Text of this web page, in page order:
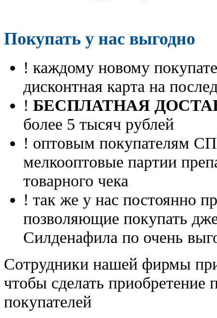
Покупать у нас выгодно
! каждому новому
дисконтная карта на
! БЕСПЛАТНАЯ
более 5 тысяч рублей
! оптовым покупателям
мелкооптовые партии
товарного чека
! так же у нас постоянно
позволяющие покупать
Силденафила по очень
Cотрудники нашей фирмы
чтобы сделать приобретение
покупателей